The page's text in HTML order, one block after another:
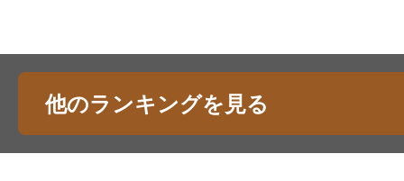
他のランキングを見る